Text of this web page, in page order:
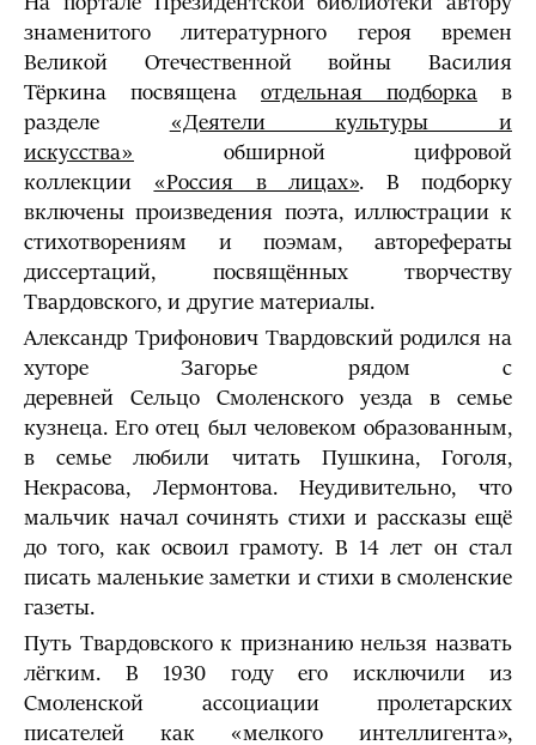
знаменитого литературного героя времен
Великой Отечественной войны Василия
Тёркина посвящена отдельная подборка в
разделе «Деятели культуры и
искусства» обширной цифровой
коллекции «Россия в лицах». В подборку
включены произведения поэта, иллюстрации к
стихотворениям и поэмам, авторефераты
диссертаций, посвящённых творчеству
Твардовского, и другие материалы.
Александр Трифонович Твардовский родился на
хуторе Загорье рядом с
деревней Сельцо Смоленского уезда в семье
кузнеца. Его отец был человеком образованным,
в семье любили читать Пушкина, Гоголя,
Некрасова, Лермонтова. Неудивительно, что
мальчик начал сочинять стихи и рассказы ещё
до того, как освоил грамоту. В 14 лет он стал
писать маленькие заметки и стихи в смоленские
газеты.
Путь Твардовского к признанию нельзя назвать
лёгким. В 1930 году его исключили из
Смоленской ассоциации пролетарских
писателей как «мелкого интеллигента»,